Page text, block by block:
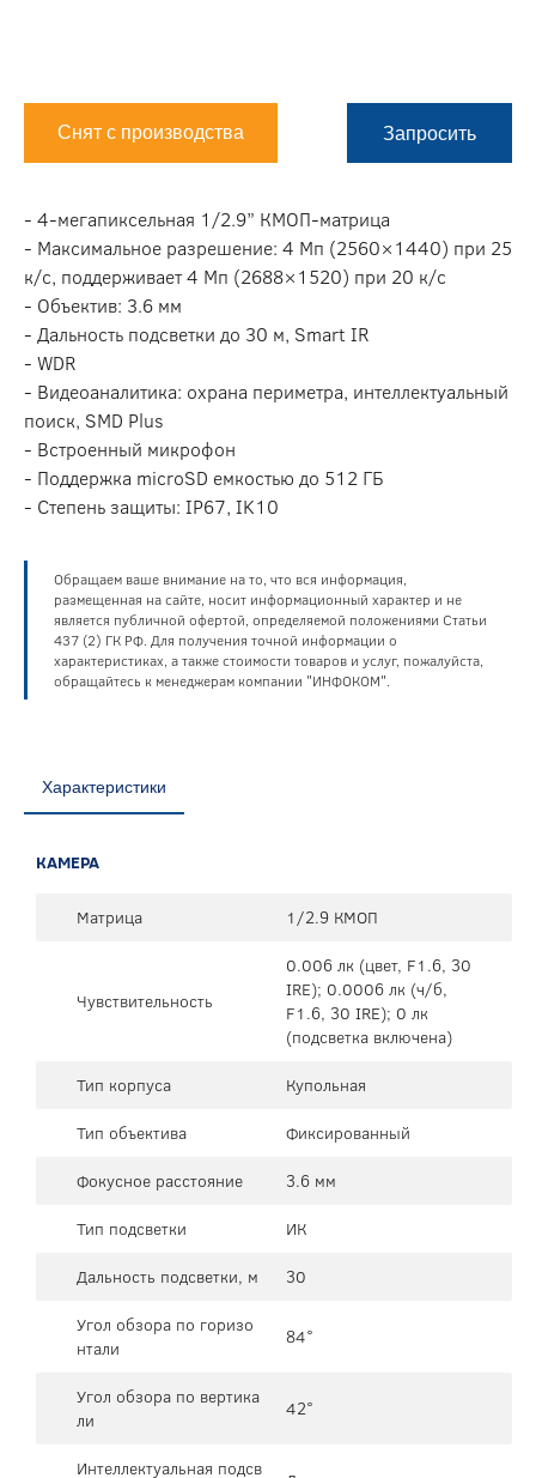
Снят с производства Запросить
- 4-мегапиксельная 1/2.9” КМОП-матрица
- Максимальное разрешение: 4 Мп (2560×1440) при 25
к/с, поддерживает 4 Мп (2688×1520) при 20 к/с
- Объектив: 3.6 мм
- Дальность подсветки до 30 м, Smart IR
- WDR
- Видеоаналитика: охрана периметра, интеллектуальный
поиск, SMD Plus
- Встроенный микрофон
- Поддержка microSD емкостью до 512 ГБ
- Степень защиты: IP67, IK10
Обращаем ваше внимание на то, что вся информация,
размещенная на сайте, носит информационный характер и не
является публичной офертой, определяемой положениями Статьи
437 (2) ГК РФ. Для получения точной информации о
характеристиках, а также стоимости товаров и услуг, пожалуйста,
обращайтесь к менеджерам компании "ИНФОКОМ".
Характеристики
КАМЕРА
Матрица 1/2.9 КМОП
Чувствительность
0.006 лк (цвет, F1.6, 30
IRE); 0.0006 лк (ч/б,
F1.6, 30 IRE); 0 лк
(подсветка включена)
Тип корпуса
Купольная
Тип объектива
Фиксированный
Фокусное расстояние
3.6 мм
Тип подсветки
ИК
Дальность подсветки, м
30
Угол обзора по горизо
нтали
84°
Угол обзора по вертика
ли
42°
Интеллектуальная подсв